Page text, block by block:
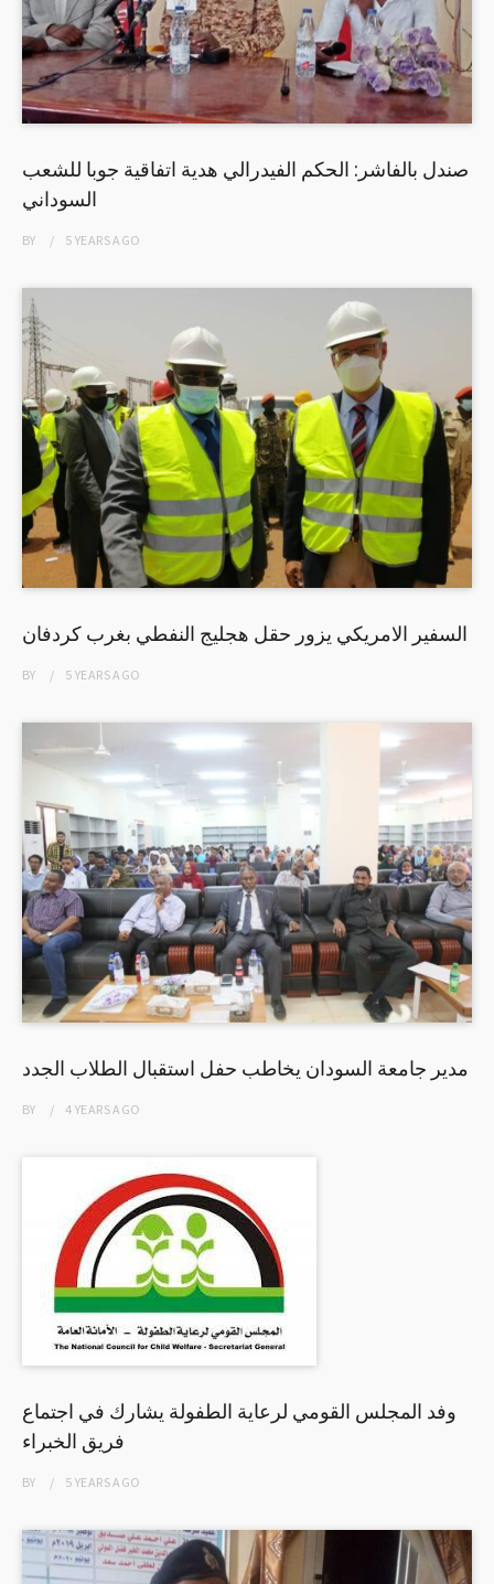
صندل بالفاشر: الحكم الفيدرالي هدية اتفاقية جوبا للشعب
السوداني
BY 5 YEARSAGO
السفير الامريكي يزور حقل هجليج النفطي بغرب كردفان
BY 5 YEARSAGO
مدير جامعة السودان يخاطب حفل استقبال الطلاب الجدد
BY 4 YEARSAGO
وفد المجلس القومي لرعاية الطفولة يشارك في اجتماع
فريق الخبراء
BY 5 YEARSAGO